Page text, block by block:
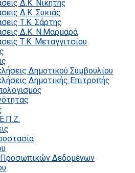
Δ.Κ. Νικήτης
Δ.Κ. Συκιάς
Τ.Κ. Σάρτης
Δ.Κ. Ν.Μαρμαρά
Τ.Κ. Μεταγγιτσίου
Δημοτικού Συμβουλίου
Δημοτικής Επιτροπής
Δεδομένων